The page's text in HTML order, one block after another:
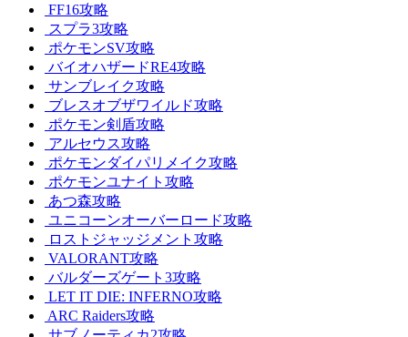
FF16攻略
スプラ3攻略
ポケモンSV攻略
バイオハザードRE4攻略
サンブレイク攻略
ブレスオブザワイルド攻略
ポケモン剣盾攻略
アルセウス攻略
ポケモンダイパリメイク攻略
ポケモンユナイト攻略
あつ森攻略
ユニコーンオーバーロード攻略
ロストジャッジメント攻略
VALORANT攻略
バルダーズゲート3攻略
LET IT DIE: INFERNO攻略
ARC Raiders攻略